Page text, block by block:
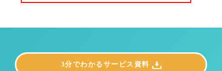
3分でわかるサービス資料